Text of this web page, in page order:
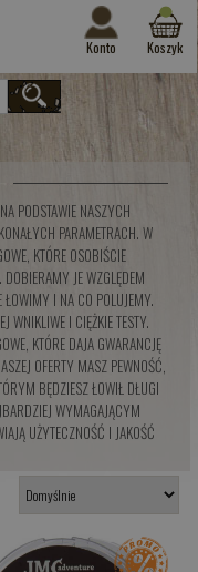
Konto Koszyk
PODSTAWIE NASZYCH
PARAMETRACH. W
KTÓRE OSOBIŚCIE
JE WZGLĘDEM
ŁOWIMY I NA CO POLUJEMY.
WNIKLIWE I CIĘŻKIE TESTY.
KTÓRE DAJA GWARANCJĘ
OFERTY MASZ PEWNOŚĆ,
BĘDZIESZ ŁOWIŁ DŁUGI
WYMAGAJĄCYM
UŻYTECZNOŚĆ I JAKOŚĆ